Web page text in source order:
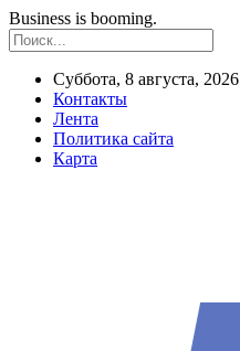
Business is booming.
Суббота, 8 августа, 2026
Контакты
Лента
Политика сайта
Карта